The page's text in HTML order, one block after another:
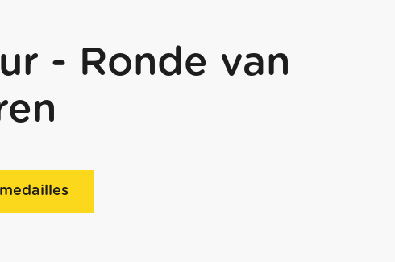
- Ronde van